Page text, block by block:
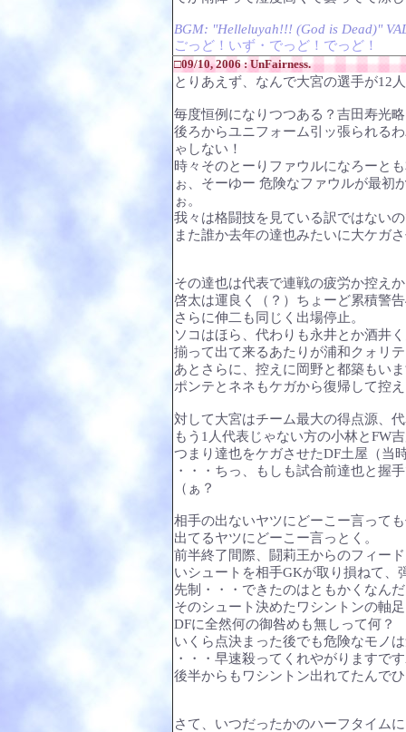
BGM: "Helleluyah!!! (God is Dead)"
ごっど！いず・でっど！でっど！
□09/10, 2006 : UnFairness.
とりあえず、なんで大宮の選手が12
毎度恒例になりつつある？吉田寿光
後ろからユニフォーム引ッ張られる
ゃしない！
時々そのとーりファウルになろーと
ぉ、そーゆー 危険なファウルが最初
ぉ。
我々は格闘技を見ている訳ではない
また誰か去年の達也みたいに大ケガ
その達也は代表で連戦の疲労か控え
啓太は運良く（？）ちょーど累積警
さらに伸二も同じく出場停止。
ソコはほら、代わりも永井とか酒井
揃って出て来るあたりが浦和クォリ
あとさらに、控えに岡野と都築もい
ポンテとネネもケガから復帰して控
対して大宮はチーム最大の得点源、
もう1人代表じゃない方の小林とFW
つまり達也をケガさせたDF土屋（当
・・・ちっ、もしも試合前達也と握
（ぁ？
相手の出ないヤツにどーこー言って
出てるヤツにどーこー言っとく。
前半終了間際、闘莉王からのフィー
いシュートを相手GKが取り損ねて、
先制・・・できたのはともかくなん
そのシュート決めたワシントンの軸
DFに全然何の御咎めも無しって何？
いくら点決まった後でも危険なモノ
・・・早速殺ってくれやがりますで
後半からもワシントン出れてたんで
さて、いつだったかのハーフタイム